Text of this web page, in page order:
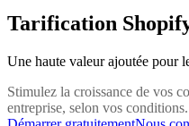
Tarification
Une haute valeur ajoutée pour
Stimulez la croissance de vos
entreprise, selon vos conditions.